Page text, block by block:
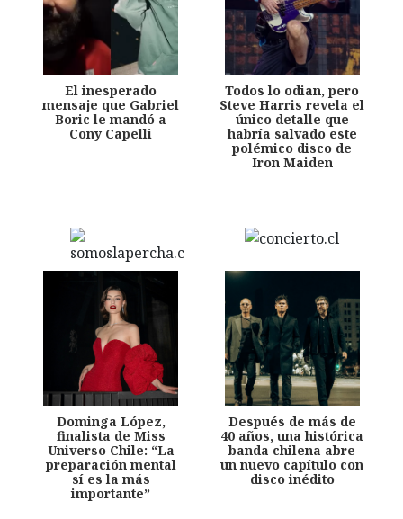
El inesperado
mensaje que Gabriel
Boric le mandó a
Cony Capelli
Todos lo odian, pero
Steve Harris revela el
único detalle que
habría salvado este
polémico disco de
Iron Maiden
Dominga López,
finalista de Miss
Universo Chile: “La
preparación mental
sí es la más
importante”
Después de más de
40 años, una histórica
banda chilena abre
un nuevo capítulo con
disco inédito